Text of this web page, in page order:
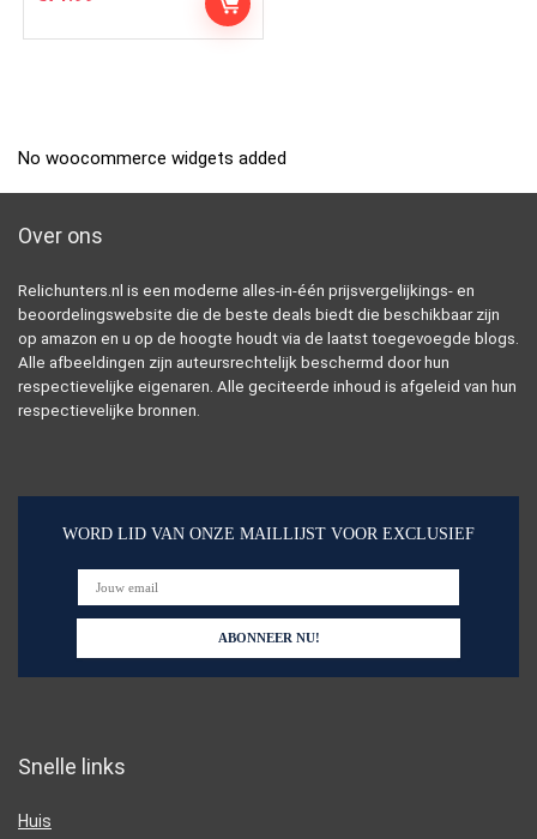
No woocommerce widgets added
Over ons
Relichunters.nl is een moderne alles-in-één prijsvergelijkings- en
beoordelingswebsite die de beste deals biedt die beschikbaar zijn
op amazon en u op de hoogte houdt via de laatst toegevoegde blogs.
Alle afbeeldingen zijn auteursrechtelijk beschermd door hun
respectievelijke eigenaren. Alle geciteerde inhoud is afgeleid van hun
respectievelijke bronnen.
WORD LID VAN ONZE MAILLIJST VOOR EXCLUSIEF
Snelle links
Huis